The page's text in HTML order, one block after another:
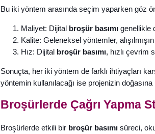
Bu iki yöntem arasında seçim yaparken göz
Maliyet: Dijital broşür basımı genellikle
Kalite: Geleneksel yöntemler,
Hız: Dijital broşür basımı, hızlı çevrim
Sonuçta, her iki yöntem de farklı ihtiyaçları
yöntemin kullanılacağı ise projenizin doğasına
Broşürlerde Çağrı Yapma
Broşürlerde etkili bir broşür basımı süreci,